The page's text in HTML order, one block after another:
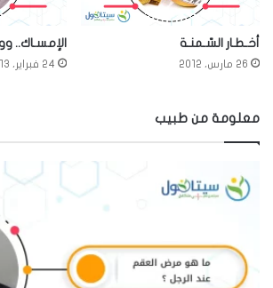
أخـطـار السّـمنـة
26 مارس، 2012
الإمسـاك..
24 فبراير، 2013
معلومة من طبيب